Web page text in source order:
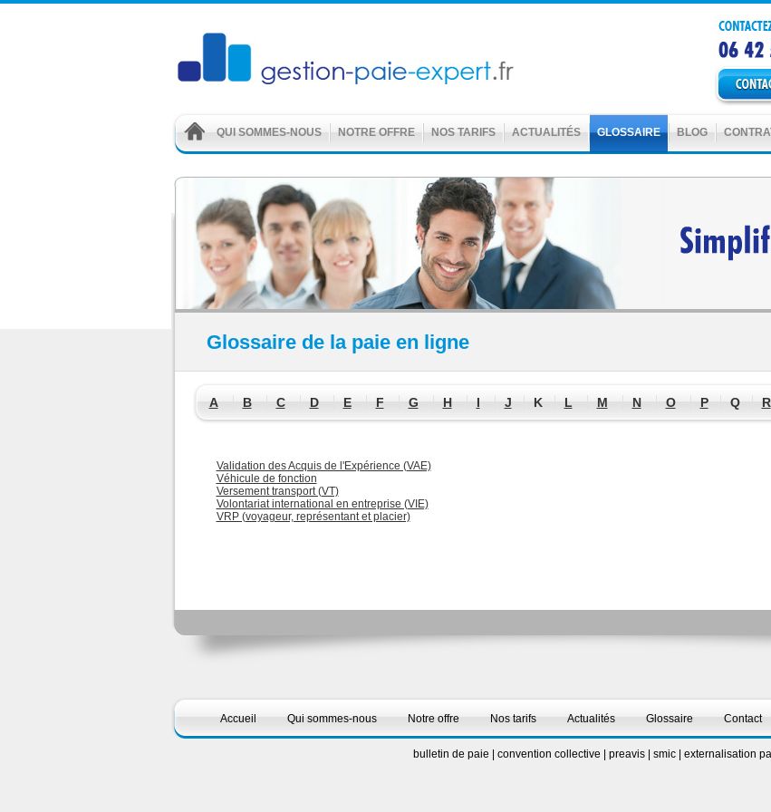
QUI SOMMES-NOUS NOTRE OFFRE NOS TARIFS ACTUALITÉS GLOSSAIRE BLOG
Glossaire de la paie en ligne
A B C D E F G H I J K L M N O P Q R
Validation des Acquis de l'Expérience (VAE)
Véhicule de fonction
Versement transport (VT)
Volontariat international en entreprise (VIE)
VRP (voyageur, représentant et placier)
Accueil Qui sommes-nous Notre offre Nos tarifs Actualités Glossaire Contact
bulletin de paie convention collective preavis smic externalisation